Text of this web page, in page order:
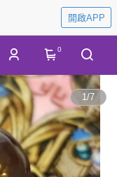
開啟APP
0
1/7